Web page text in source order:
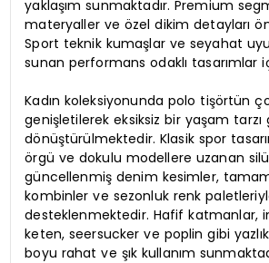
yaklaşım sunmaktadır. Premium
materyaller ve özel dikim detayları
Sport teknik kumaşlar ve seyahat
sunan performans odaklı tasarımlar
Kadın koleksiyonunda polo tişörtün
genişletilerek eksiksiz bir yaşam tarzı
dönüştürülmektedir. Klasik spor
örgü ve dokulu modellere uzanan
güncellenmiş denim kesimler,
kombinler ve sezonluk renk
desteklenmektedir. Hafif katmanlar,
keten, seersucker ve poplin gibi
boyu rahat ve şık kullanım